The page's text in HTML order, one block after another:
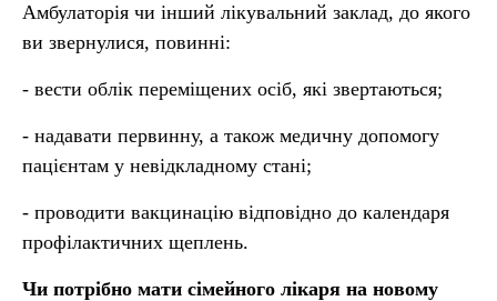
Амбулаторія чи інший лікувальний заклад, до якого
ви звернулися, повинні:
- вести облік переміщених осіб, які звертаються;
- надавати первинну, а також медичну допомогу
пацієнтам у невідкладному стані;
- проводити вакцинацію відповідно до календаря
профілактичних щеплень.
Чи потрібно мати сімейного лікаря на новому